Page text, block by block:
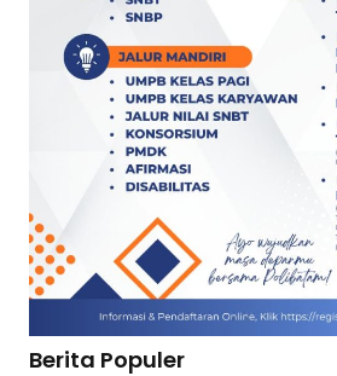
Berita Populer